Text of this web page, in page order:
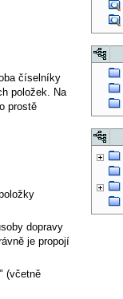
číselníky
položek. Na
prostě
dopravy
je propojí
(včetně